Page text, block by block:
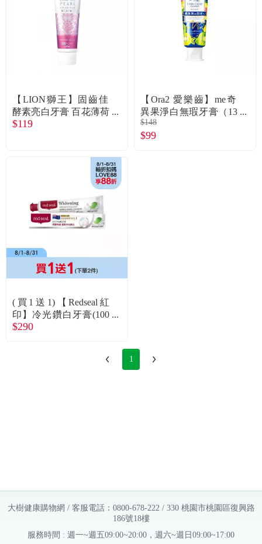
食品／健康食補
優惠活動
購物流程
會員專區
折價券、紅利說明
【LION獅王】固齒佳
酵素亮白牙膏 百花薄荷
130g
$119
【Ora2 愛樂齒】me奇
異果淨白無瑕牙膏（13
0g）奇異果薄荷香
$148
$99
(買1送1)【Redseal紅
印】冷光鑽白牙膏(100
g)
$290
1
大樹健康購物網 / 客服電話：0800-678-222 / 330 桃園市桃園區復興路
186號18樓
服務時間 : 週一~週五09:00~20:00，週六~週日09:00~17:00